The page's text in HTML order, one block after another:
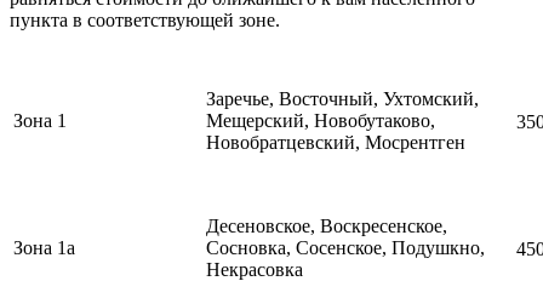
пункта в соответствующей зоне.
Зона 1
Заречье, Восточный, Ухтомский,
Мещерский, Новобутаково,
Новобратцевский, Мосрентген
Зона 1а
Десеновское, Воскресенское,
Сосновка, Сосенское, Подушкно,
Некрасовка